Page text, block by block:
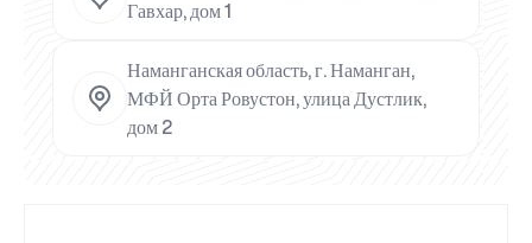
Гавхар, дом 1
Наманганская область, г. Наманган,
МФЙ Орта Ровустон, улица Дустлик,
дом 2